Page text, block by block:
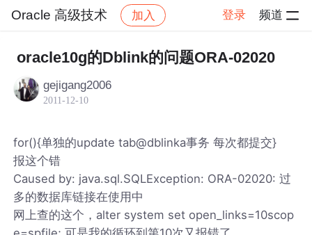
Oracle 高级技术 加入 登录 频道
Oracle 高级技术 帖子详情
oracle10g的Dblink的问题ORA-02020
gejigang2006
2011-12-10
for(){单独的update tab@dblinka事务 每次都提交}
报这个错
Caused by: java.sql.SQLException: ORA-02020: 过
多的数据库链接在使用中
网上查的这个，alter system set open_links=10scop